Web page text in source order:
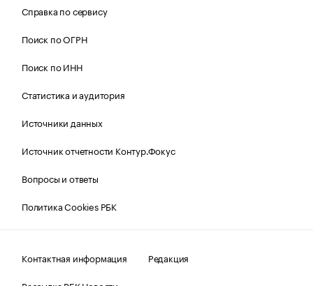
Справка по сервису
Поиск по ОГРН
Поиск по ИНН
Статистика и аудитория
Источники данных
Источник отчетности Контур.Фокус
Вопросы и ответы
Политика Cookies РБК
Контактная информация
Редакция